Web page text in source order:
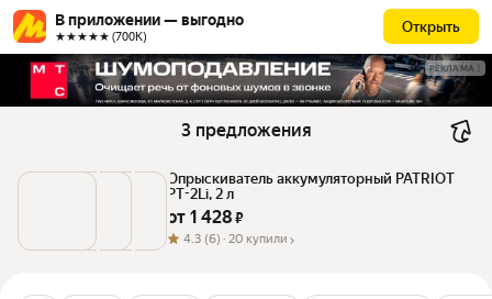
В приложении — выгодно
★★★★★ (700К)
Открыть
РЕКЛАМА
3 предложения
Опрыскиватель аккумуляторный PATRIOT
PT-2Li, 2 л
от 1 428 ₽
4.3 (6) · 20 купили